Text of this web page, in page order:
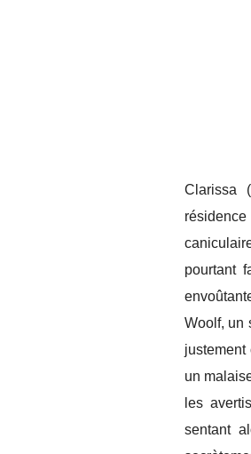
Clarissa
résidence
pourtant
Woolf, un
un
les
sentant